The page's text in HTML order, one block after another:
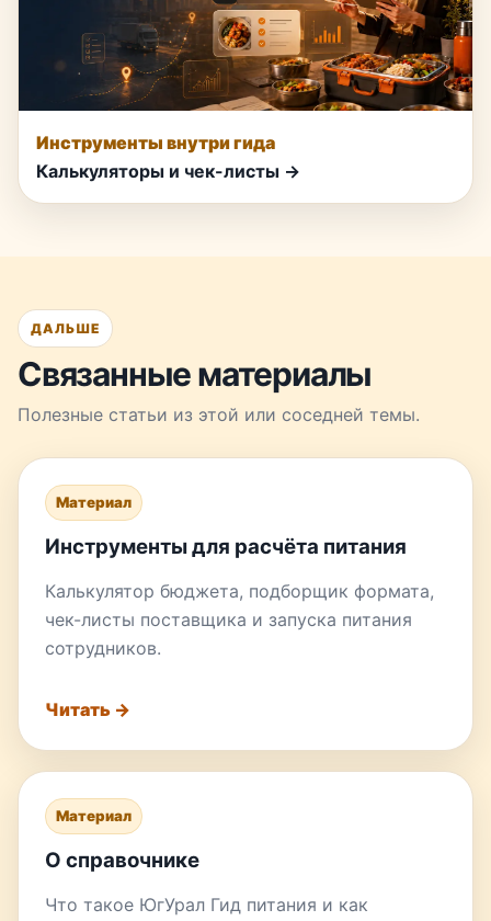
Инструменты внутри гида
Калькуляторы и чек-листы →
ДАЛЬШЕ
Связанные материалы
Полезные статьи из этой или соседней темы.
Материал
Инструменты для расчёта питания
Калькулятор бюджета, подборщик формата,
чек-листы поставщика и запуска питания
сотрудников.
Читать →
Материал
О справочнике
Что такое ЮгУрал Гид питания и как